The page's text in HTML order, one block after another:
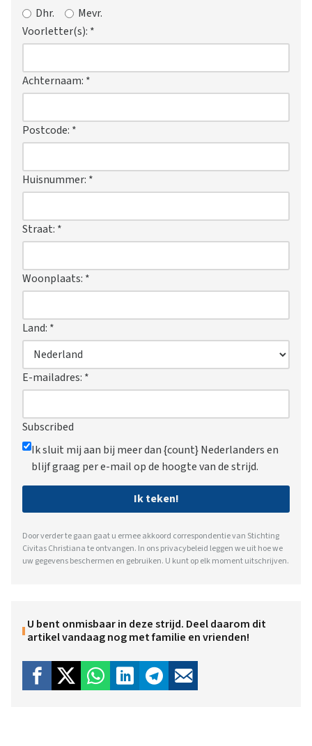
Dhr.
Mevr.
Voorletter(s): *
Achternaam: *
Postcode: *
Huisnummer: *
Straat: *
Woonplaats: *
Land: *
E-mailadres: *
Subscribed
Ik sluit mij aan bij meer dan {count} Nederlanders en
blijf graag per e-mail op de hoogte van de strijd.
Ik teken!
Door verder te gaan gaat u ermee akkoord correspondentie van Stichting
Civitas Christiana te ontvangen. In onsprivacybeleid leggen we uit hoe we
uw gegevens beschermen en gebruiken. U kunt op elk moment uitschrijven.
U bent onmisbaar in deze strijd. Deel daarom dit
artikel vandaag nog met familie en vrienden!